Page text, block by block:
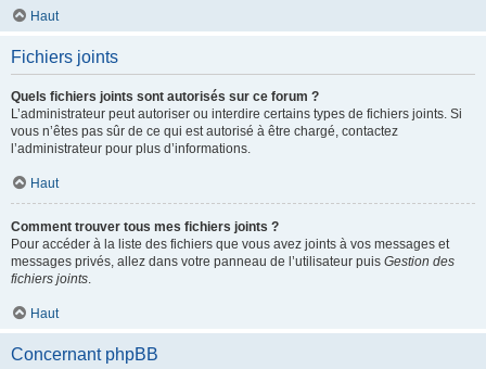
Haut
Fichiers joints
Quels fichiers joints sont autorisés sur ce forum ?
L’administrateur peut autoriser ou interdire certains types de fichiers joints. Si
vous n’êtes pas sûr de ce qui est autorisé à être chargé, contactez
l’administrateur pour plus d’informations.
Haut
Comment trouver tous mes fichiers joints ?
Pour accéder à la liste des fichiers que vous avez joints à vos messages et
messages privés, allez dans votre panneau de l’utilisateur puis Gestion des
fichiers joints.
Haut
Concernant phpBB